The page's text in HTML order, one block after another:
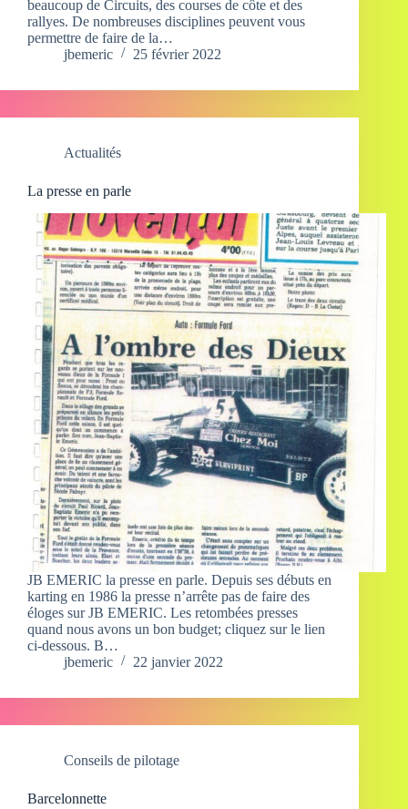
beaucoup de Circuits, des courses de côte et des
rallyes. De nombreuses disciplines peuvent vous
permettre de faire de la…
jbemeric
25 février 2022
Actualités
La presse en parle
JB EMERIC la presse en parle. Depuis ses débuts en
karting en 1986 la presse n’arrête pas de faire des
éloges sur JB EMERIC. Les retombées presses
quand nous avons un bon budget; cliquez sur le lien
ci-dessous. B…
jbemeric
22 janvier 2022
Conseils de pilotage
Barcelonnette